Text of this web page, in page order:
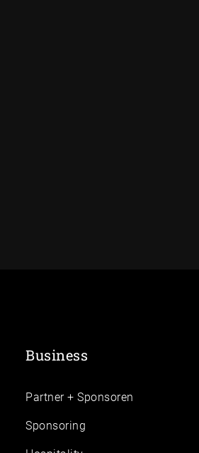
Business
Partner + Sponsoren
Sponsoring